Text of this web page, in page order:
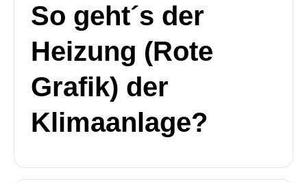
So geht´s der
Heizung (Rote
Grafik) der
Klimaanlage?